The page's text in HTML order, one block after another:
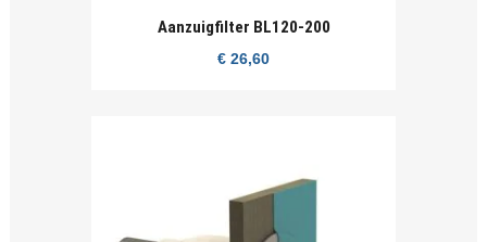
Aanzuigfilter BL120-200
€ 26,60